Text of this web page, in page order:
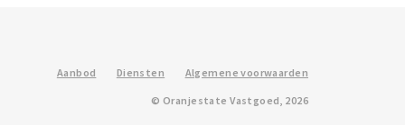
Aanbod Diensten Algemene voorwaarden
© Oranjestate Vastgoed, 2026